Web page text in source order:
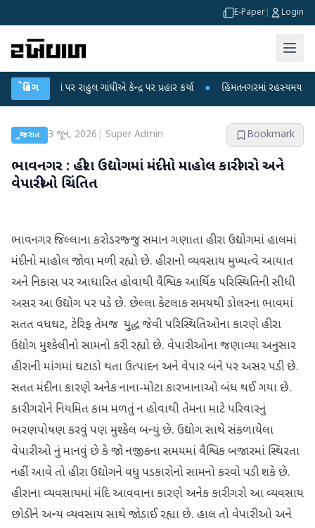
E-Paper Login
બ્રેકિંગ
પર રાહુલ ગાંધીએ કેન્દ્ર પર પ્રહાર કર્યા ● હિંમતનગરમાં રહસ્યમય વાયરસ કે
ગુજરાત 3 જૂન, 2026 Super Admin Bookmark
ભાવનગર : હીરા ઉદ્યોગમાં મંદીનો માહોલ કારીગરો અને
વેપારીઓ ચિંતિત
ભાવનગર જિલ્લાના કરોડરજ્જુ સમાન ગણાતા હીરા ઉદ્યોગમાં હાલમાં
મંદીનો માહોલ જોવા મળી રહ્યો છે. હીરાનો વ્યવસાય મુખ્યત્વે આયાત
અને નિકાસ પર આધારિત હોવાથી વૈશ્વિક આર્થિક પરિસ્થિતિની સીધી
અસર આ ઉદ્યોગ પર પડે છે. છેલ્લા કેટલાક સમયથી ડોલરના ભાવમાં
સતત વધઘટ, ટેરિફ તેમજ યુદ્ધ જેવી પરિસ્થિતિઓના કારણે હીરા
ઉદ્યોગ મુશ્કેલીનો સામનો કરી રહ્યો છે. વેપારીઓના જણાવ્યા અનુસાર
હીરાની માંગમાં ઘટાડો થતા ઉત્પાદન અને વેપાર બંને પર અસર પડી છે.
સતત મંદીના કારણે અનેક નાના-મોટા કારખાનાઓ બંધ થઈ ગયા છે.
કારીગરોને નિયમિત કામ મળતું ન હોવાથી તેમના માટે પરિવારનું
ભરણપોષણ કરવું પણ મુશ્કેલ બન્યું છે. ઉદ્યોગ સાથે સંકળાયેલા
વેપારીઓ નું માનવું છે કે જો નજીકના સમયમાં વૈશ્વિક બજારમાં સ્થિરતા
નહીં આવે તો હીરા ઉદ્યોગને વધુ પડકારોનો સામનો કરવો પડી શકે છે.
હીરાના વ્યવસાયમાં મંદિ આવવાના કારણે અનેક કારીગરો આ વ્યવસાય
છોડીને અન્ય વ્યવસાય સાથે જોડાઈ રહ્યા છે. હાલ તો વેપારીઓ અને